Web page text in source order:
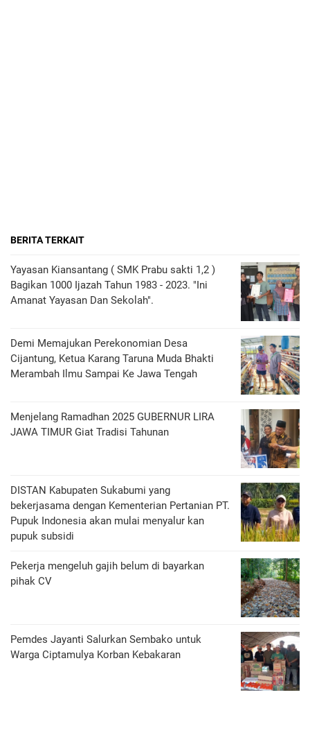
BERITA TERKAIT
Yayasan Kiansantang ( SMK Prabu sakti 1,2 )
Bagikan 1000 Ijazah Tahun 1983 - 2023. "Ini
Amanat Yayasan Dan Sekolah".
Demi Memajukan Perekonomian Desa
Cijantung, Ketua Karang Taruna Muda Bhakti
Merambah Ilmu Sampai Ke Jawa Tengah
Menjelang Ramadhan 2025 GUBERNUR LIRA
JAWA TIMUR Giat Tradisi Tahunan
DISTAN Kabupaten Sukabumi yang
bekerjasama dengan Kementerian Pertanian PT.
Pupuk Indonesia akan mulai menyalur kan
pupuk subsidi
Pekerja mengeluh gajih belum di bayarkan
pihak CV
Pemdes Jayanti Salurkan Sembako untuk
Warga Ciptamulya Korban Kebakaran